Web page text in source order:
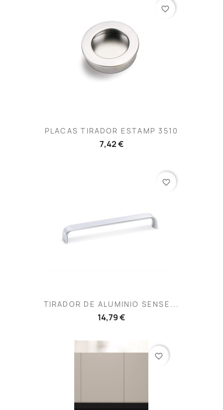
PLACAS TIRADOR ESTAMP 3510
7,42 €
favorite_border
TIRADOR DE ALUMINIO SENSE...
14,79 €
favorite_border
favorite_border